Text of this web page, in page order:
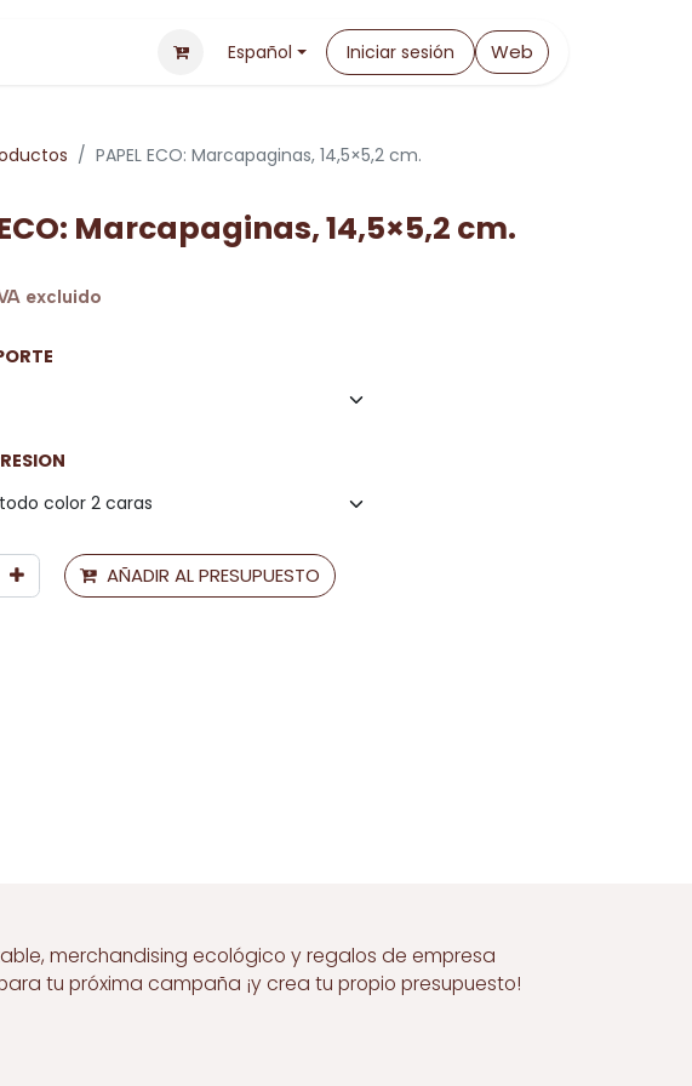
Español Iniciar sesión Web
PAPEL ECO: Marcapaginas, 14,5×5,2 cm.
ECO: Marcapaginas, 14,5×5,2 cm.
excluido
AÑADIR AL PRESUPUESTO
merchandising ecológico y regalos de empresa
tu próxima campaña ¡y crea tu propio presupuesto!